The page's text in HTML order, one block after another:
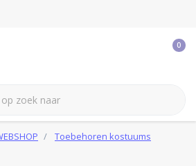
0
Toebehoren kostuums